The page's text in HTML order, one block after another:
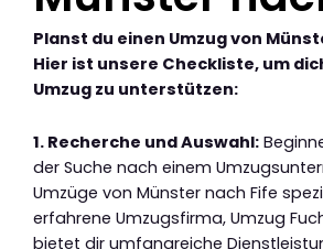
Planst du einen Umzug von
Hier ist unsere Checkliste, um
Umzug zu unterstützen:
1. Recherche und Auswahl:
der Suche nach einem
Umzüge von Münster nach Fife
erfahrene Umzugsfirma, Umzug
bietet dir umfangreiche